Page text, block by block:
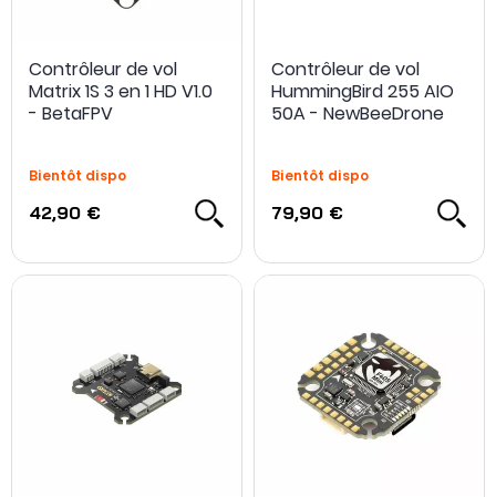
NOUVEAU
Contrôleur de vol
Matrix 1S 3 en 1 HD V1.0
- BetaFPV
Bientôt dispo
42,90 €
Contrôleur de vol
HummingBird 255 AIO
50A - NewBeeDrone
Bientôt dispo
79,90 €